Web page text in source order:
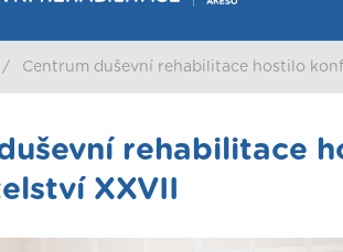
/ Centrum duševní rehabilitace hostilo
rehabilitace
XXVII